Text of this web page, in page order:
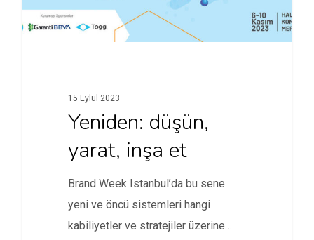
15 Eylül 2023
Yeniden: düşün,
yarat, inşa et
Brand Week Istanbul’da bu sene
yeni ve öncü sistemleri hangi
kabiliyetler ve stratejiler üzerine